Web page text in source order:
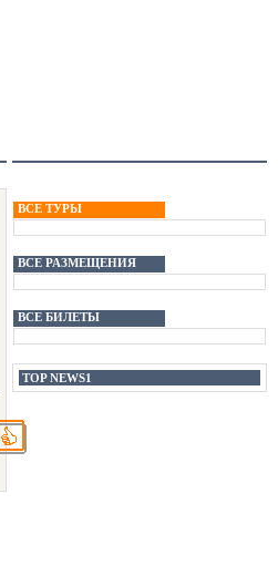
ВСЕ ТУРЫ
ВСЕ РАЗМЕЩЕНИЯ
ВСЕ БИЛЕТЫ
TOP NEWS1